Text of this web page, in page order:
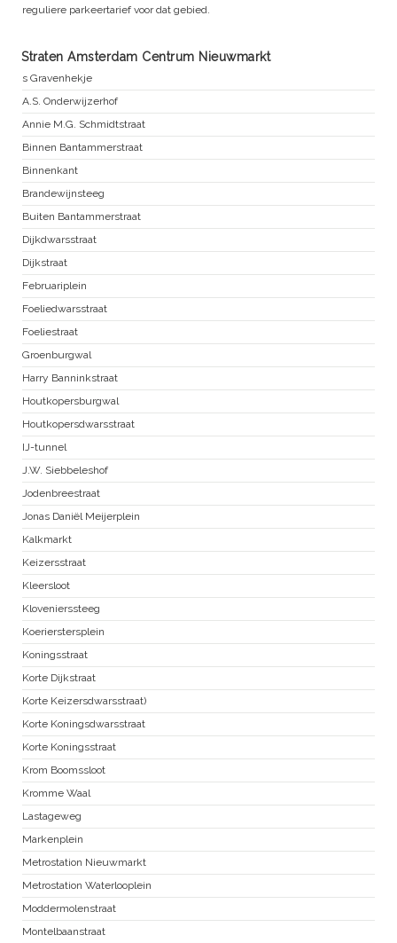
reguliere parkeertarief voor dat gebied.
Straten Amsterdam Centrum Nieuwmarkt
s Gravenhekje
A.S. Onderwijzerhof
Annie M.G. Schmidtstraat
Binnen Bantammerstraat
Binnenkant
Brandewijnsteeg
Buiten Bantammerstraat
Dijkdwarsstraat
Dijkstraat
Februariplein
Foeliedwarsstraat
Foeliestraat
Groenburgwal
Harry Banninkstraat
Houtkopersburgwal
Houtkopersdwarsstraat
IJ-tunnel
J.W. Siebbeleshof
Jodenbreestraat
Jonas Daniël Meijerplein
Kalkmarkt
Keizersstraat
Kleersloot
Klovenierssteeg
Koerierstersplein
Koningsstraat
Korte Dijkstraat
Korte Keizersdwarsstraat)
Korte Koningsdwarsstraat
Korte Koningsstraat
Krom Boomssloot
Kromme Waal
Lastageweg
Markenplein
Metrostation Nieuwmarkt
Metrostation Waterlooplein
Moddermolenstraat
Montelbaanstraat